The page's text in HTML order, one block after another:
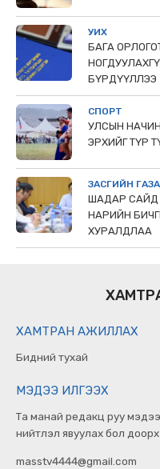
УИХ
БАГА
БҮРДҮҮЛЛЭЭ
СПОРТ
УЛСЫН
ЭРХИЙГ ТҮР
ЗАСГИЙН
ШАДАР САЙД
НАРИЙН
ХУРАЛДЛАА
ХАМТРАН АЖИЛЛАХ
Бидний тухай
МЭДЭЭ ИЛГЭЭХ
Та манай редакц руу
нийтлэл явуулах бол доорх
masstv4444@gmail.com